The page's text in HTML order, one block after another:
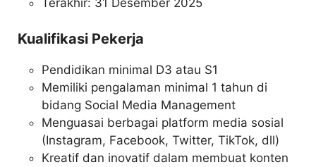
Terakhir: 31 Desember 2025
Kualifikasi Pekerja
Pendidikan minimal D3 atau S1
Memiliki pengalaman minimal 1 tahun di
bidang Social Media Management
Menguasai berbagai platform media sosial
(Instagram, Facebook, Twitter, TikTok, dll)
Kreatif dan inovatif dalam membuat konten